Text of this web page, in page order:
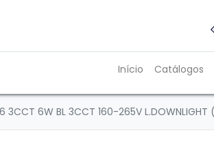
Início Catálogos
3CCT 6W BL 3CCT 160-265V